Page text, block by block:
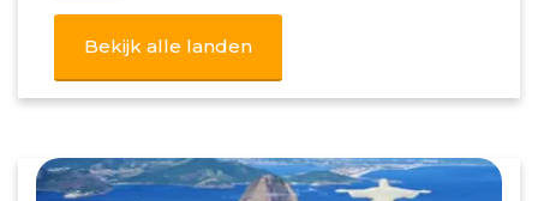
Bekijk alle landen